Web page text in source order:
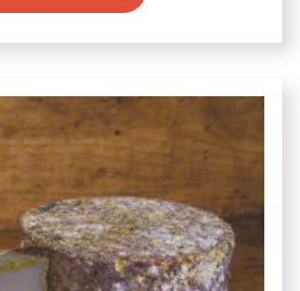
variations.
options
peuvent
être
choisies
sur